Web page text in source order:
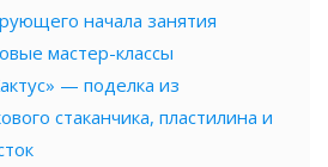
начала занятия
мастер-классы
— поделка из
стаканчика, пластилина и